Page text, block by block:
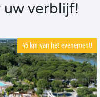
uw verblijf!
45 km van het evenement!